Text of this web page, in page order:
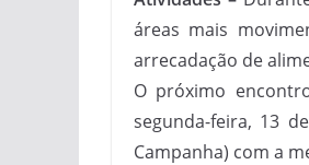
áreas mais
arrecadação de
O próximo
segunda-feira, 13
Campanha) com a